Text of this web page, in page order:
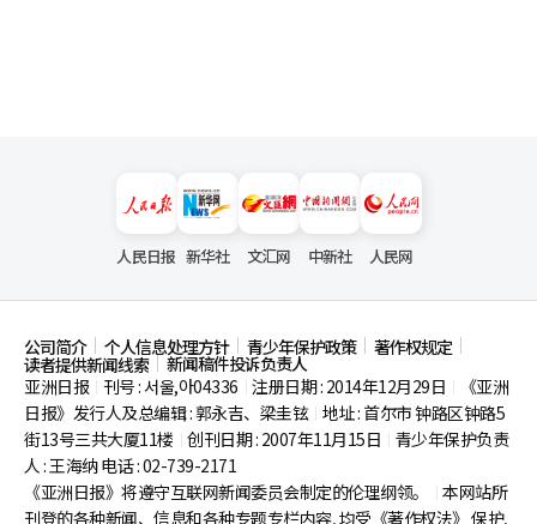
人民日报 新华社 文汇网 中新社 人民网
公司简介 个人信息处理方针 青少年保护政策 著作权规定
读者提供新闻线索
新闻稿件投诉负责人
亚洲日报
刊号 : 서울,아04336 注册日期 : 2014年12月29日
《亚洲
日报》发行人及总编辑 : 郭永吉、梁圭铉 地址 : 首尔市钟路区钟路5
街13号三共大厦11楼 创刊日期 : 2007年11月15日
青少年保护负责
人 : 王海纳 电话 : 02-739-2171
《亚洲日报》将遵守互联网新闻委员会制定的伦理纲领。
本网站所
刊登的各种新闻、信息和各种专题专栏内容, 均受《著作权法》 保护,